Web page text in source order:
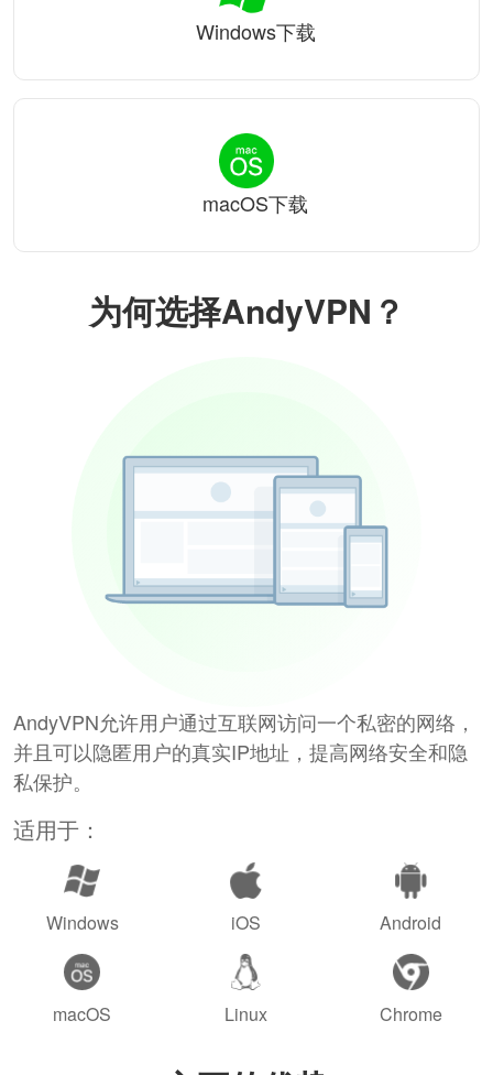
为何选择AndyVPN？
AndyVPN允许用户通过互联网访问一个私密的网络，
并且可以隐匿用户的真实IP地址，提高网络安全和隐
私保护。
适用于：
Windows iOS Android
macOS Linux Chrome
Windows下载
macOS下载